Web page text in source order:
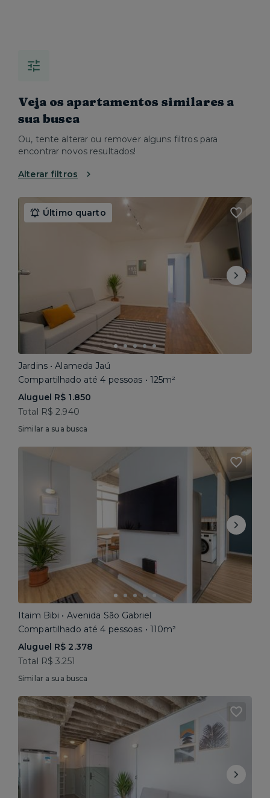
Veja os apartamentos similares a
sua busca
Ou, tente alterar ou remover alguns filtros para
encontrar novos resultados!
Alterar filtros
Último quarto
Jardins • Alameda Jaú
Compartilhado até 4 pessoas • 125m²
Aluguel R$ 1.850
Total R$ 2.940
Similar a sua busca
Itaim Bibi • Avenida São Gabriel
Compartilhado até 4 pessoas • 110m²
Aluguel R$ 2.378
Total R$ 3.251
Similar a sua busca